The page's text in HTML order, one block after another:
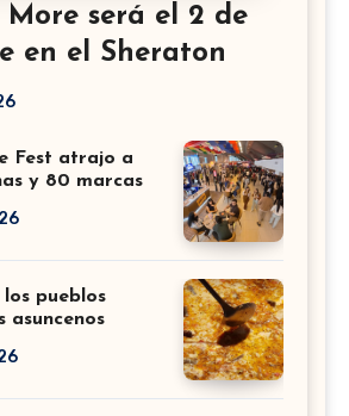
More será el 2 de
en el Sheraton
Fest atrajo a
y 80 marcas
pueblos
asuncenos